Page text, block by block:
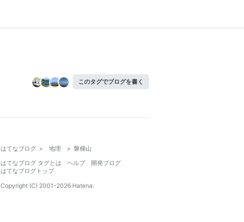
このタグでブログを書く
はてなブログ > 地理 > 磐梯山
はてなブログ タグとは
ヘルプ
開発ブログ
はてなブログトップ
Copyright (C) 2001-2026 Hatena.